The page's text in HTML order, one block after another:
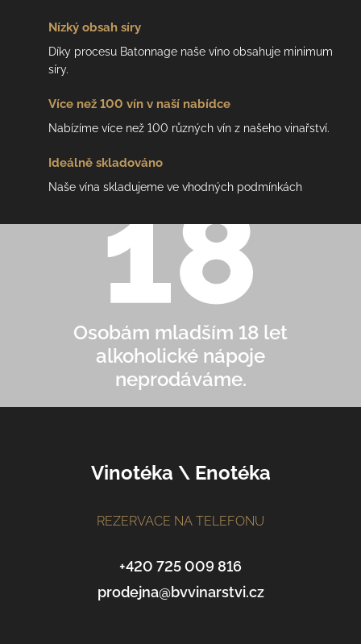
Nízký obsah síry
Díky procesu Batonnage naše víno obsahuje minimum
síry.
Více než 100 vín v naší nabídce
Nabízíme více než 100 různých vín z našeho vinařství.
Ideálně skladováno
Naše vína skladujeme ve vhodných podmínkách
Osobám mladším 18 let
alkoholické nápoje
neprodáváme.
Vinotéka \ Enotéka
REZERVACE NA TELEFONU
+420 725 009 816
prodejna@bvvinarstvi.cz